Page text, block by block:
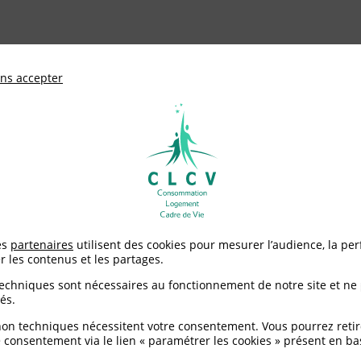
de défense des consommateurs et
Environnement / Santé
un droit effectif à l’eau et à l’assainissement
à l’eau et à
accepter
partenaires utilisent des cookies pour mesurer l’audience, la
les contenus et les partages.
sont nécessaires au fonctionnement de notre site et ne
techniques nécessitent votre consentement. Vous pourrez
via le lien « paramétrer les cookies » présent en